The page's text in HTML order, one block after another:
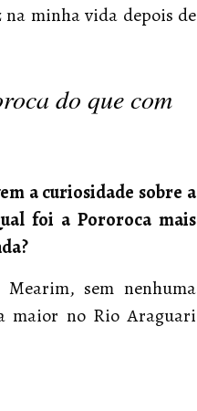
minha vida depois de
do que com
a curiosidade sobre a
foi a Pororoca mais
sem nenhuma
maior no Rio Araguari